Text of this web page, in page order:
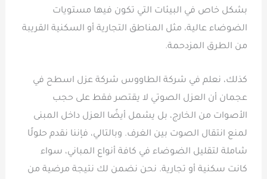
بشكل خاص في البيئات التي تكون فيها مستويات
الضوضاء عالية، مثل المناطق التجارية أو السكنية القريبة
من الطرق المزدحمة.
كذلك، نعلم في شركة الطاووس شركة عزل اسطح في
عجمان أن العزل الصوتي لا يقتصر فقط على حجب
الأصوات من الخارج، بل يشمل أيضًا العزل داخل المبنى
لمنع انتقال الصوت بين الغرف. وبالتالي، فإننا نقدم حلولًا
شاملة لتقليل الضوضاء في كافة أنواع المباني، سواء
كانت سكنية أو تجارية. نحن نضمن لك نتيجة مرضية من